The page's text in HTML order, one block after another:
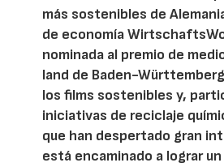
más sostenibles de
de economía
nominada al premio de
land de Baden-
los films sostenibles y,
iniciativas de reciclaje
que han despertado gran
está encaminado a lograr